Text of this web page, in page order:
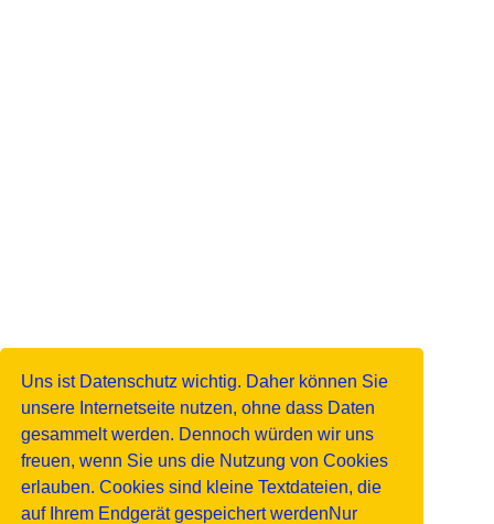
Uns ist Datenschutz wichtig. Daher können Sie
unsere Internetseite nutzen, ohne dass Daten
gesammelt werden. Dennoch würden wir uns
freuen, wenn Sie uns die Nutzung von Cookies
erlauben. Cookies sind kleine Textdateien, die
auf Ihrem Endgerät gespeichert werdenNur